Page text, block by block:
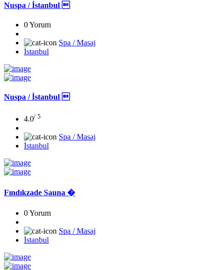
Nuspa / İstanbul 
0 Yorum
Spa / Masaj
İstanbul
Nuspa / İstanbul 
4.0/ 5
Spa / Masaj
İstanbul
Fındıkzade Sauna �
0 Yorum
Spa / Masaj
İstanbul